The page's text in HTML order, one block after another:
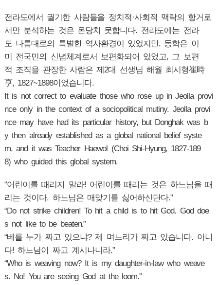
전라도에서 궐기한 사람들을 정치적·사회적 맥락의 항거로
서만 분석하는 것은 온당치 못합니다. 전라도에는 전라
도 나름대로의 특별한 역사환경이 있었지만, 동학은 이
미 전국민의 신념체계로서 보편화되어 있었고, 그 보편
적 조직을 관장한 사람은 제2대 선생님 해월 최시형崔時
亨, 1827~1898이었습니다.
It is not correct to evaluate those who rose up in Jeolla provi
nce only in the context of a sociopolitical mutiny. Jeolla provi
nce may have had its particular history, but Donghak was b
y then already established as a global national belief syste
m, and it was Teacher Haewol (Choi Shi-Hyung, 1827-189
8) who guided this global system.
“어린이를 때리지 말라! 어린이를 때리는 것은 하느님을 때
리는 것이다. 하느님은 매맞기를 싫어하신단다.”
“Do not strike children! To hit a child is to hit God. God doe
s not like to be beaten.”
“베를 누가 짜고 있으냐? 제 며느리가 짜고 있습니다. 아니
다! 하느님이 짜고 계시나니라.”
“Who is weaving now? It is my daughter-in-law who weave
s. No! You are seeing God at the loom.”